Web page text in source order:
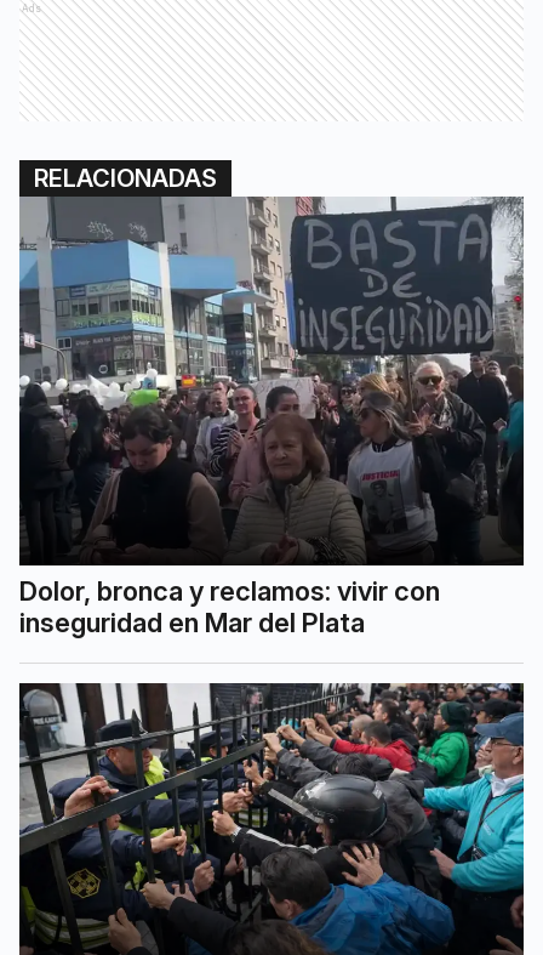
Ads
RELACIONADAS
Dolor, bronca y reclamos: vivir con
inseguridad en Mar del Plata